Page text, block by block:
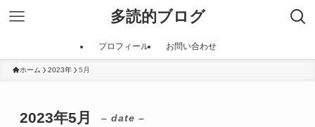
多読的ブログ
プロフィール お問い合わせ
ホーム 2023年 5月
2023年5月 – date –